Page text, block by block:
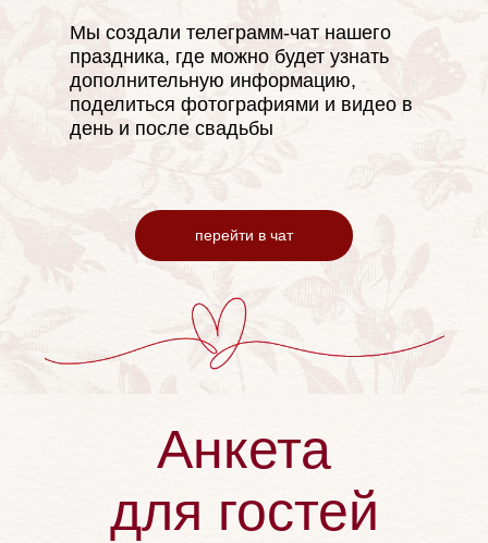
Мы создали телеграмм-чат нашего
праздника, где можно будет узнать
дополнительную информацию,
поделиться фотографиями и видео в
день и после свадьбы
перейти в чат
Анкета
для гостей